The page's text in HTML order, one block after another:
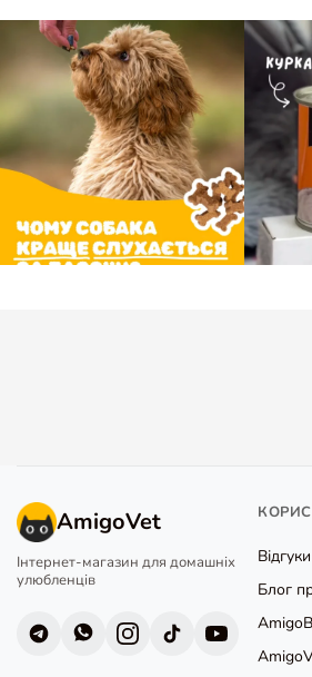
AmigoVet
Інтернет-магазин для домашніх
улюбленців
Відгуки
Блог